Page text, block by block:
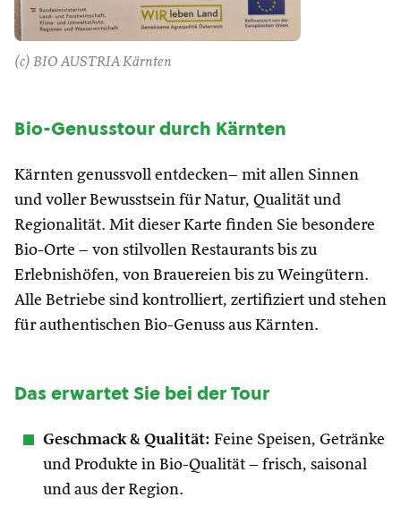
(c) BIO AUSTRIA Kärnten
Bio-Genusstour durch Kärnten
Kärnten genussvoll entdecken– mit allen Sinnen
und voller Bewusstsein für Natur, Qualität und
Regionalität. Mit dieser Karte finden Sie besondere
Bio-Orte – von stilvollen Restaurants bis zu
Erlebnishöfen, von Brauereien bis zu Weingütern.
Alle Betriebe sind kontrolliert, zertifiziert und stehen
für authentischen Bio-Genuss aus Kärnten.
Das erwartet Sie bei der Tour
Geschmack & Qualität: Feine Speisen, Getränke
und Produkte in Bio-Qualität – frisch, saisonal
und aus der Region.